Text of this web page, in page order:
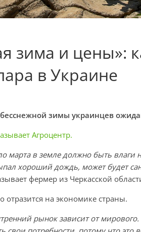
зима и цены»:
в Украине
зимы украинцев
Агроцентр.
марта в земле должно быть
хороший дождь, может будет
фермер из Черкасской
отразится на экономике страны.
рынок зависит от